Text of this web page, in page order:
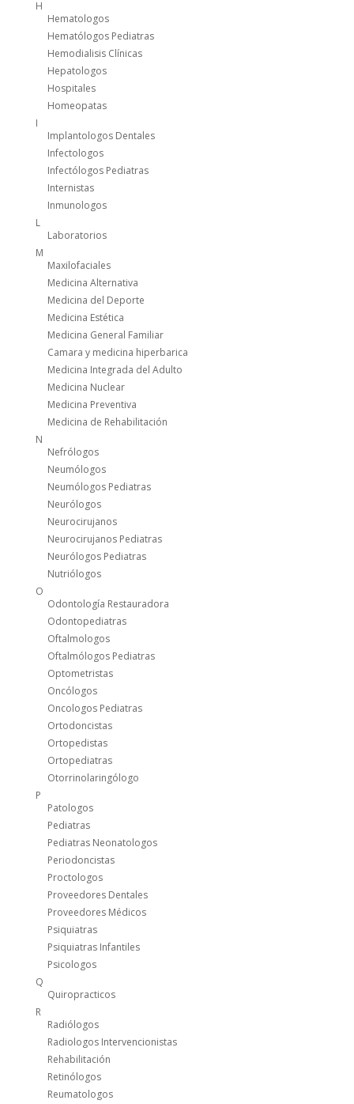
H
Hematologos
Hematólogos Pediatras
Hemodialisis Clínicas
Hepatologos
Hospitales
Homeopatas
I
Implantologos Dentales
Infectologos
Infectólogos Pediatras
Internistas
Inmunologos
L
Laboratorios
M
Maxilofaciales
Medicina Alternativa
Medicina del Deporte
Medicina Estética
Medicina General Familiar
Camara y medicina hiperbarica
Medicina Integrada del Adulto
Medicina Nuclear
Medicina Preventiva
Medicina de Rehabilitación
N
Nefrólogos
Neumólogos
Neumólogos Pediatras
Neurólogos
Neurocirujanos
Neurocirujanos Pediatras
Neurólogos Pediatras
Nutriólogos
O
Odontología Restauradora
Odontopediatras
Oftalmologos
Oftalmólogos Pediatras
Optometristas
Oncólogos
Oncologos Pediatras
Ortodoncistas
Ortopedistas
Ortopediatras
Otorrinolaringólogo
P
Patologos
Pediatras
Pediatras Neonatologos
Periodoncistas
Proctologos
Proveedores Dentales
Proveedores Médicos
Psiquiatras
Psiquiatras Infantiles
Psicologos
Q
Quiropracticos
R
Radiólogos
Radiologos Intervencionistas
Rehabilitación
Retinólogos
Reumatologos